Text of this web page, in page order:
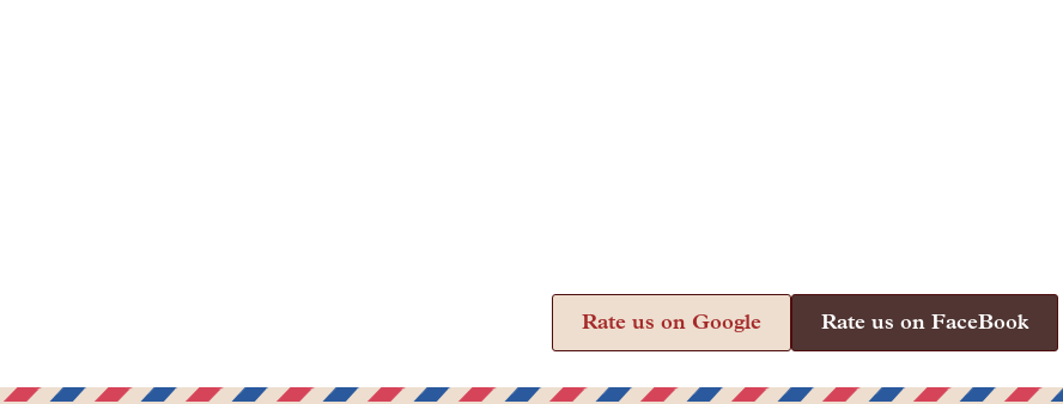
Rate us on Google Rate us on FaceBook